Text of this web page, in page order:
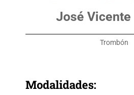
José Vicente
Trombón
Modalidades: